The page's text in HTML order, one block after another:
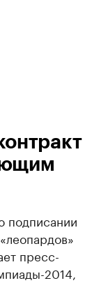
подписании
пресс-
2014,